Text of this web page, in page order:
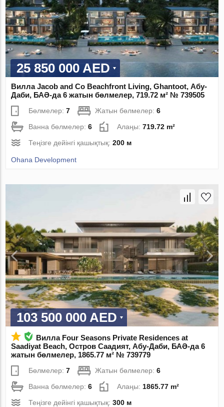
25 850 000 AED
Вилла Jacob and Co Beachfront Living, Ghantoot, Абу-
Даби, БАӘ-да 6 жатын бөлмелер, 719.72 м² № 739505
Бөлмелер:7 Жатын бөлмелер:6
Ванна бөлмелер:6 Алаңы:719.72 m²
Теңізге дейінгі қашықтық:200 м
Ohana Development
103 500 000 AED
Вилла Four Seasons Private Residences at
Saadiyat Beach, Остров Саадият, Абу-Даби, БАӘ-да 6
жатын бөлмелер, 1865.77 м² № 739779
Бөлмелер:7 Жатын бөлмелер:6
Ванна бөлмелер:6 Алаңы: 1865.77 m²
Теңізге дейінгі қашықтық:300 м